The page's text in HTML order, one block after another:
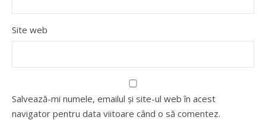
Site web
Salvează-mi numele, emailul și site-ul web în acest
navigator pentru data viitoare când o să comentez.